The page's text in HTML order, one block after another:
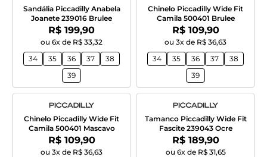
Sandália Piccadilly Anabela
Joanete 239016 Brulee
Por:
R$ 199,90
ou 6x de R$ 33,32
34
35 36 37
38
39
Chinelo Piccadilly Wide Fit
Camila 500401 Brulee
Por:
R$ 109,90
ou 3x de R$ 36,63
34
35 36 37
38
39
Chinelo Piccadilly Wide Fit
Camila 500401 Mascavo
Por:
R$ 109,90
ou 3x de R$ 36,63
Tamanco Piccadilly Wide Fit
Fascite 239043 Ocre
Por:
R$ 189,90
ou 6x de R$ 31,65